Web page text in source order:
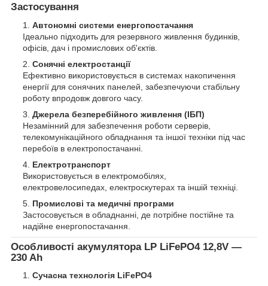
Застосування
Автономні системи енергопостачання
Ідеально підходить для резервного живлення будинків,
офісів, дач і промислових об'єктів.
Сонячні електростанції
Ефективно використовується в системах накопичення
енергії для сонячних панелей, забезпечуючи стабільну
роботу впродовж довгого часу.
Джерела безперебійного живлення (ІБП)
Незамінний для забезпечення роботи серверів,
телекомунікаційного обладнання та іншої техніки під час
перебоїв в електропостачанні.
Електротранспорт
Використовується в електромобілях,
електровелосипедах, електроскутерах та іншій техніці.
Промислові та медичні програми
Застосовується в обладнанні, де потрібне постійне та
надійне енергопостачання.
Особливості акумулятора LP LiFePO4 12,8V —
230 Ah
Сучасна технологія LiFePO4